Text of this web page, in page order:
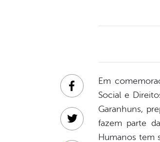
Em
Social e
Garanhuns,
fazem parte
Humanos tem
Facebook
Twitter